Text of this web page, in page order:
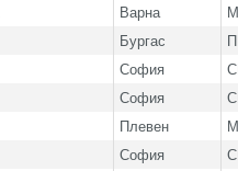
Варна
Бургас
София
София
Плевен
София